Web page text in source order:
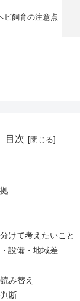
ビ飼育の注意点
目次
けて考えたいこと
設備・地域差
み替え
断